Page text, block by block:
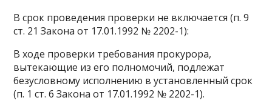
В срок проведения проверки не включается (п. 9
ст. 21 Закона от 17.01.1992 № 2202-1):
В ходе проверки требования прокурора,
вытекающие из его полномочий, подлежат
безусловному исполнению в установленный срок
(п. 1 ст. 6 Закона от 17.01.1992 № 2202-1).